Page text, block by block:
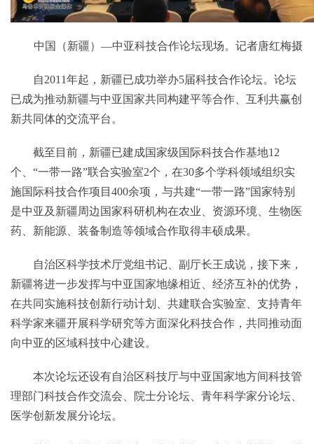
中国（新疆）—中亚科技合作论坛现场。记者唐红梅摄
自2011年起，新疆已成功举办5届科技合作论坛。论坛
已成为推动新疆与中亚国家共同构建平等合作、互利共赢创
新共同体的交流平台。
截至目前，新疆已建成国家级国际科技合作基地12
个、“一带一路”联合实验室2个，在30多个学科领域组织实
施国际科技合作项目400余项，与共建“一带一路”国家特别
是中亚及新疆周边国家科研机构在农业、资源环境、生物医
药、新能源、装备制造等领域合作取得丰硕成果。
自治区科学技术厅党组书记、副厅长王成说，接下来，
新疆将进一步发挥与中亚国家地缘相近、经济互补的优势，
在共同实施科技创新行动计划、共建联合实验室、支持青年
科学家来疆开展科学研究等方面深化科技合作，共同推动面
向中亚的区域科技中心建设。
本次论坛还设有自治区科技厅与中亚国家地方间科技管
理部门科技合作交流会、院士分论坛、青年科学家分论坛、
医学创新发展分论坛。